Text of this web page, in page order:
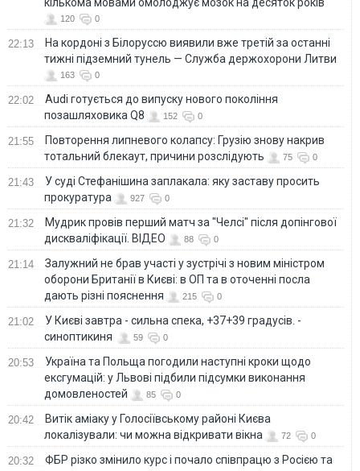
120 0
22:13
На кордоні з Білоруссю виявили вже третій за останні
тижні підземний тунель — Служба держохорони Литви
163 0
22:02
Audi готується до випуску нового покоління
позашляховика Q8
152 0
21:55
Повторення липневого колапсу: Грузію знову накрив
тотальний блекаут, причини розслідують
75 0
21:43
У суді Стефанішина заплакала: яку заставу просить
прокуратура
927 0
21:32
Мудрик провів перший матч за "Челсі" після допінгової
дискваліфікації. ВІДЕО
88 0
21:14
Залужний не брав участі у зустрічі з новим міністром
оборони Британії в Києві: в ОП та в оточенні посла
дають різні пояснення
215 0
21:02
У Києві завтра - сильна спека, +37+39 градусів. -
синоптикиня
59 0
20:53
Україна та Польща погодили наступні кроки щодо
ексгумацій: у Львові підбили підсумки виконання
домовленостей
85 0
20:42
Витік аміаку у Голосіївському районі Києва
локалізували: чи можна відкривати вікна
72 0
20:32
ФБР різко змінило курс і почало співпрацю з Росією та